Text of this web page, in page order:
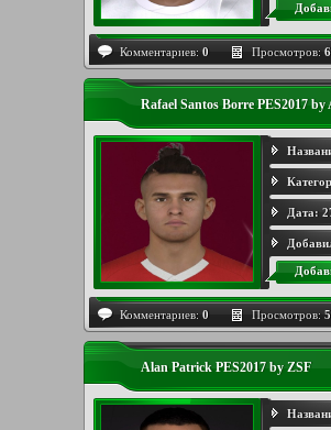
Комментариев: 0 Просмотров:
Rafael Santos Borre PES2017
Дата:
Комментариев: 0 Просмотров:
Alan Patrick PES2017 by ZSF